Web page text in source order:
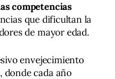
competencias
que dificultan la
de mayor edad.
envejecimiento
donde cada año